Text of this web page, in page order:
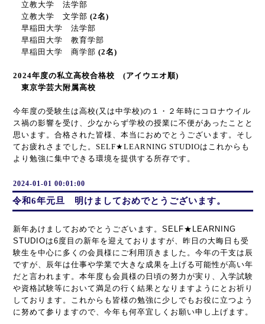
立教大学 法学部
立教大学 文学部 (2名)
早稲田大学 法学部
早稲田大学 教育学部
早稲田大学 商学部 (2名)
2024年度の私立高校合格校 (アイウエオ順)
東京学芸大附属高校
今年度の受験生は高校(又は中学校)の１・２年時にコロナウイル
ス禍の影響を受け、少なからず学校の授業に不便があったことと
思います。合格された皆様、本当におめでとうございます。そし
てお疲れさまでした。 SELF★LEARNING STUDIOはこれからも
より勉強に集中できる環境を提供する所存です。
2024-01-01 00:01:00
令和6年元旦 明けましておめでとうございます。
新年あけましておめでとうございます。SELF★LEARNING
STUDIOは6度目の新年を迎えておりますが、昨日の大晦日も受
験生を中心に多くの会員様にご利用頂きました。今年の干支は辰
ですが、辰年は仕事や学業で大きな成果を上げる可能性が高い年
だと言われます。本年度も会員様の日頃の努力が実り、入学試験
や資格試験等において満足の行く結果となりますようにとお祈り
しております。これからも皆様の勉強に少しでもお役に立つよう
に努めて参りますので、今年も何卒宜しくお願い申し上げます。